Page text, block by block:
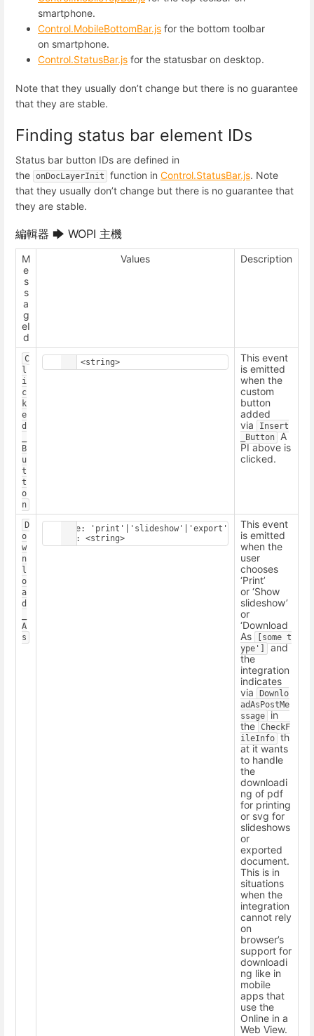
smartphone.
Control.MobileBottomBar.js for the bottom toolbar
on smartphone.
Control.StatusBar.js for the statusbar on desktop.
Note that they usually don’t change but there is no guarantee
that they are stable.
Finding status bar element IDs
Status bar button IDs are defined in
the onDocLayerInit function in Control.StatusBar.js. Note
that they usually don’t change but there is no guarantee that
they are stable.
編輯器 🡆 WOPI 主機
M
e
s
s
a
g
eI
d
Values Description
C
l
i
c
k
e
d
B
u
t
t
o
n
This event
is emitted
when the
custom
button
added
via
Insert
_Button A
PI above is
clicked.
D
o
w
n
l
o
a
d
A
s
Type: 'print'|'slideshow'|'export'
This event
is emitted
when the
user
chooses
‘Print’
or ‘Show
slideshow’
or
‘Download
As
[some t
ype'] and
the
integration
indicates
via
Downlo
adAsPostMe
ssage in
the CheckF
ileInfo th
at it wants
to handle
the
downloadi
ng of pdf
for printing
or svg for
slideshows
or
exported
document.
This is in
situations
when the
integration
cannot rely
on
browser’s
support for
downloadi
ng like in
mobile
apps that
use the
Online in a
Web View.